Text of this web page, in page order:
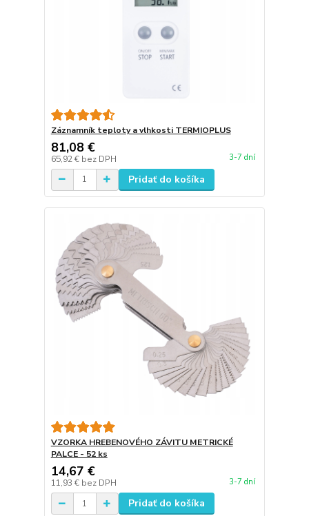
Záznamník teploty a vlhkosti TERMIOPLUS
81,08 €
65,92 € bez DPH 3-7 dní
Pridať do košíka
VZORKA HREBENOVÉHO ZÁVITU METRICKÉ
PALCE - 52 ks
14,67 €
11,93 € bez DPH 3-7 dní
Pridať do košíka